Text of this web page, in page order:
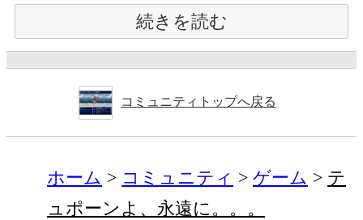
続きを読む
コミュニティトップへ戻る
ホーム コミュニティ ゲーム
テ
ュポーンよ、永遠に。。。